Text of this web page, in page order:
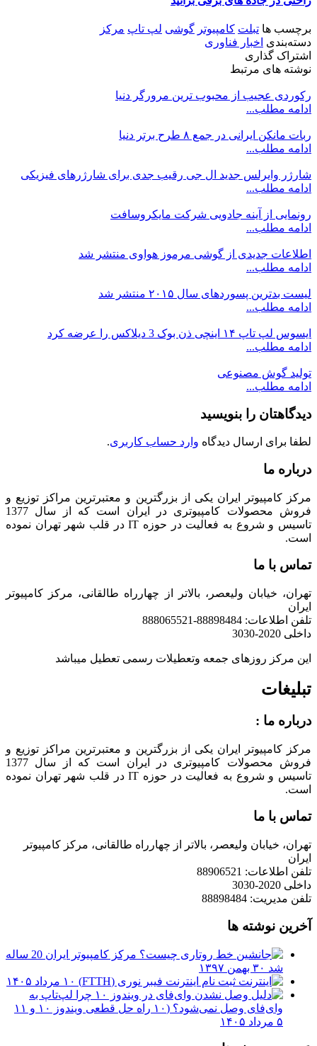
برچسب ها تبلت کامپیوتر گوشی لپ تاپ مرکز
دسته‌بندی اخبار فناوری
اشتراک گذاری
نوشته های مرتبط
رکوردی عجیب از محبوب ترین مرورگر دنیا
ادامه مطلب...
ربات مانکن ایرانی در جمع ۸ طرح برتر دنیا
ادامه مطلب...
شارژر وایرلس جدید ال جی رقیب جدی برای شارژرهای فیزیکی
ادامه مطلب...
رونمایی از آینه جادویی شرکت مایکروسافت
ادامه مطلب...
اطلاعات جدیدی از گوشی مرموز هواوی منتشر شد
ادامه مطلب...
لیست بدترین پسوردهای سال ۲۰۱۵ منتشر شد
ادامه مطلب...
ایسوس لپ‌ تاپ ۱۴ اینچی ذن‌ بوک 3 دیلاکس را عرضه کرد
ادامه مطلب...
تولید گوش مصنوعی
ادامه مطلب...
دیدگاهتان را بنویسید
لطفا برای ارسال دیدگاه وارد حساب کاربری.
درباره ما
مرکز کامپیوتر ایران یکی از بزرگترین و معتبرترین مراکز توزیع و
فروش محصولات کامپیوتری در ایران است که از سال 1377
تاسیس و شروع به فعالیت در حوزه IT در قلب شهر تهران نموده
است.
تماس با ما
تهران، خیابان ولیعصر، بالاتر از چهارراه طالقانی، مرکز کامپیوتر
ایران
تلفن اطلاعات: 88898484-888065521
داخلی 2020-3030
این مرکز روزهای جمعه وتعطیلات رسمی تعطیل میباشد
تبلیغات
درباره ما :
مرکز کامپیوتر ایران یکی از بزرگترین و معتبرترین مراکز توزیع و
فروش محصولات کامپیوتری در ایران است که از سال 1377
تاسیس و شروع به فعالیت در حوزه IT در قلب شهر تهران نموده
است.
تماس با ما
تهران، خیابان ولیعصر، بالاتر از چهارراه طالقانی، مرکز کامپیوتر
ایران
تلفن اطلاعات: 88906521
داخلی 2020-3030
تلفن مدیریت: 88898484
آخرین نوشته ها
مرکز کامپیوتر ایران 20 ساله
شد ۳۰ بهمن ۱۳۹۷
ثبت نام اینترنت فیبر نوری (FTTH)
۱۰ مرداد ۱۴۰۵
چرا لپ‌تاپ به
وای‌فای وصل نمی‌شود؟ (۱۰ راه حل قطعی ویندوز ۱۰ و ۱۱
۵ مرداد ۱۴۰۵